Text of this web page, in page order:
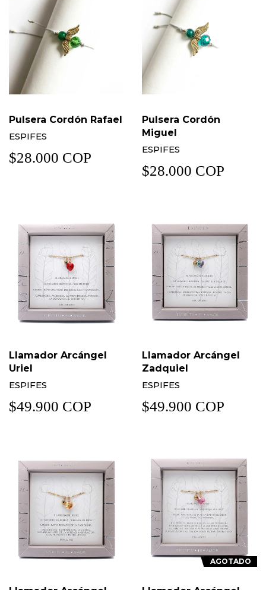
Pulsera Cordón Rafael
ESPIFES
$28.000 COP
Pulsera Cordón
Miguel
ESPIFES
$28.000 COP
Llamador Arcángel
Uriel
ESPIFES
$49.900 COP
Llamador Arcángel
Zadquiel
ESPIFES
$49.900 COP
AGOTADO